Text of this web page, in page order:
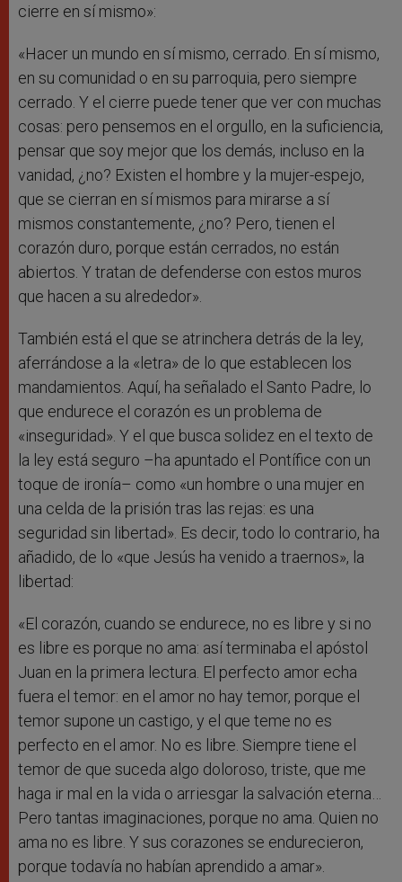
cierre en sí mismo»:
«Hacer un mundo en sí mismo, cerrado. En sí mismo,
en su comunidad o en su parroquia, pero siempre
cerrado. Y el cierre puede tener que ver con muchas
cosas: pero pensemos en el orgullo, en la suficiencia,
pensar que soy mejor que los demás, incluso en la
vanidad, ¿no? Existen el hombre y la mujer-espejo,
que se cierran en sí mismos para mirarse a sí
mismos constantemente, ¿no? Pero, tienen el
corazón duro, porque están cerrados, no están
abiertos. Y tratan de defenderse con estos muros
que hacen a su alrededor».
También está el que se atrinchera detrás de la ley,
aferrándose a la «letra» de lo que establecen los
mandamientos. Aquí, ha señalado el Santo Padre, lo
que endurece el corazón es un problema de
«inseguridad». Y el que busca solidez en el texto de
la ley está seguro –ha apuntado el Pontífice con un
toque de ironía– como «un hombre o una mujer en
una celda de la prisión tras las rejas: es una
seguridad sin libertad». Es decir, todo lo contrario, ha
añadido, de lo «que Jesús ha venido a traernos», la
libertad:
«El corazón, cuando se endurece, no es libre y si no
es libre es porque no ama: así terminaba el apóstol
Juan en la primera lectura. El perfecto amor echa
fuera el temor: en el amor no hay temor, porque el
temor supone un castigo, y el que teme no es
perfecto en el amor. No es libre. Siempre tiene el
temor de que suceda algo doloroso, triste, que me
haga ir mal en la vida o arriesgar la salvación eterna…
Pero tantas imaginaciones, porque no ama. Quien no
ama no es libre. Y sus corazones se endurecieron,
porque todavía no habían aprendido a amar».